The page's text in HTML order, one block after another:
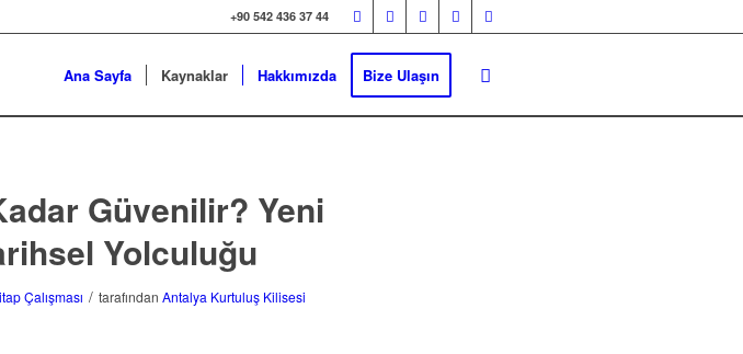
+90 542 436 37 44
Ana Sayfa Kaynaklar Hakkımızda Bize Ulaşın
Güvenilir? Yeni
Yolculuğu
Çalışması / tarafından Antalya Kurtuluş Kilisesi